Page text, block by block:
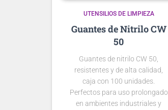
UTENSILIOS DE LIMPIEZA
Guantes de Nitrilo CW
50
Guantes de nitrilo CW 50,
resistentes y de alta calidad,
caja con 100 unidades.
Perfectos para uso prolongado
en ambientes industriales y